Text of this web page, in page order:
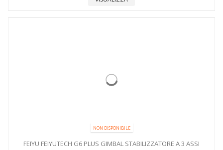
NON DISPONIBILE
FEIYU FEIYUTECH G6 PLUS GIMBAL STABILIZZATORE A 3 ASSI